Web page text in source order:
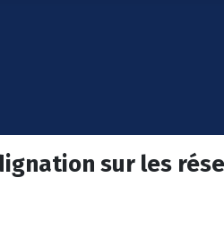
sur les